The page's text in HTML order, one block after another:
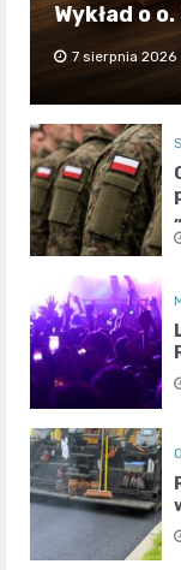
Wykład o
7 sierpnia 2026